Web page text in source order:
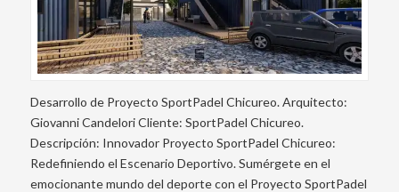
Desarrollo de Proyecto SportPadel Chicureo. Arquitecto:
Giovanni Candelori Cliente: SportPadel Chicureo.
Descripción: Innovador Proyecto SportPadel Chicureo:
Redefiniendo el Escenario Deportivo. Sumérgete en el
emocionante mundo del deporte con el Proyecto SportPadel